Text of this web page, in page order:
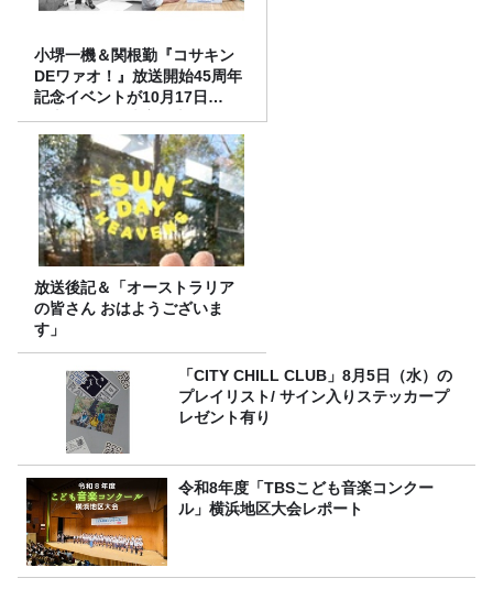
小堺一機＆関根勤『コサキン
DEワァオ！』放送開始45周年
記念イベントが10月17日
（土）に開催決定！本日より
FC先行受付スタート！
放送後記＆「オーストラリア
の皆さん おはようございま
す」
「CITY CHILL CLUB」8月5日（水）の
プレイリスト/ サイン入りステッカープ
レゼント有り
令和8年度「TBSこども音楽コンクー
ル」横浜地区大会レポート